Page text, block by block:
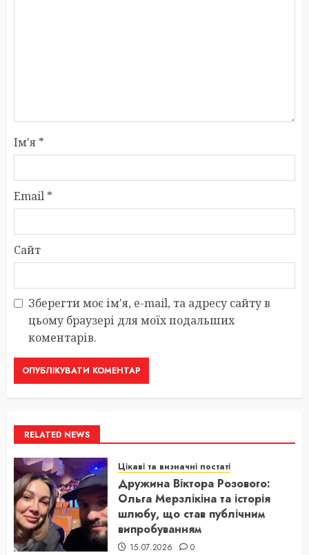
Ім'я *
Email *
Сайт
Зберегти моє ім'я, e-mail, та адресу сайту в
цьому браузері для моїх подальших
коментарів.
RELATED NEWS
Цікаві та визначні постаті
Дружина Віктора Розового:
Ольга Мерзлікіна та історія
шлюбу, що став публічним
випробуванням
15.07.2026 0